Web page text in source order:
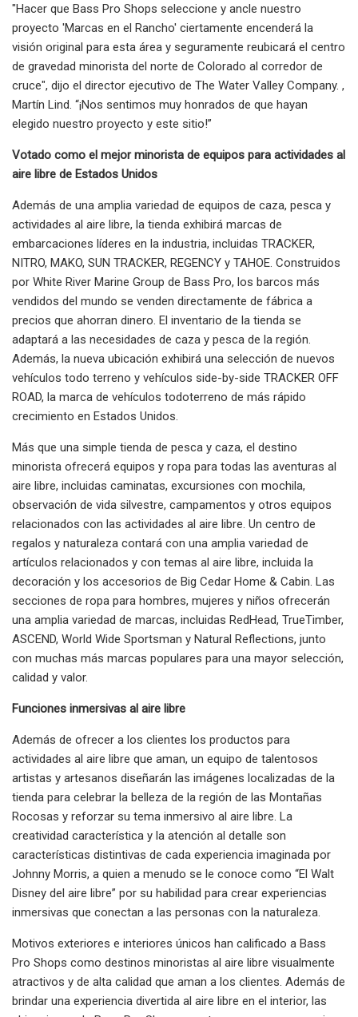
"Hacer que Bass Pro Shops seleccione y ancle nuestro
proyecto 'Marcas en el Rancho' ciertamente encenderá la
visión original para esta área y seguramente reubicará el centro
de gravedad minorista del norte de Colorado al corredor de
cruce", dijo el director ejecutivo de The Water Valley Company. ,
Martín Lind. “¡Nos sentimos muy honrados de que hayan
elegido nuestro proyecto y este sitio!”
Votado como el mejor minorista de equipos para actividades al
aire libre de Estados Unidos
Además de una amplia variedad de equipos de caza, pesca y
actividades al aire libre, la tienda exhibirá marcas de
embarcaciones líderes en la industria, incluidas TRACKER,
NITRO, MAKO, SUN TRACKER, REGENCY y TAHOE. Construidos
por White River Marine Group de Bass Pro, los barcos más
vendidos del mundo se venden directamente de fábrica a
precios que ahorran dinero. El inventario de la tienda se
adaptará a las necesidades de caza y pesca de la región.
Además, la nueva ubicación exhibirá una selección de nuevos
vehículos todo terreno y vehículos side-by-side TRACKER OFF
ROAD, la marca de vehículos todoterreno de más rápido
crecimiento en Estados Unidos.
Más que una simple tienda de pesca y caza, el destino
minorista ofrecerá equipos y ropa para todas las aventuras al
aire libre, incluidas caminatas, excursiones con mochila,
observación de vida silvestre, campamentos y otros equipos
relacionados con las actividades al aire libre. Un centro de
regalos y naturaleza contará con una amplia variedad de
artículos relacionados y con temas al aire libre, incluida la
decoración y los accesorios de Big Cedar Home & Cabin. Las
secciones de ropa para hombres, mujeres y niños ofrecerán
una amplia variedad de marcas, incluidas RedHead, TrueTimber,
ASCEND, World Wide Sportsman y Natural Reflections, junto
con muchas más marcas populares para una mayor selección,
calidad y valor.
Funciones inmersivas al aire libre
Además de ofrecer a los clientes los productos para
actividades al aire libre que aman, un equipo de talentosos
artistas y artesanos diseñarán las imágenes localizadas de la
tienda para celebrar la belleza de la región de las Montañas
Rocosas y reforzar su tema inmersivo al aire libre. La
creatividad característica y la atención al detalle son
características distintivas de cada experiencia imaginada por
Johnny Morris, a quien a menudo se le conoce como “El Walt
Disney del aire libre” por su habilidad para crear experiencias
inmersivas que conectan a las personas con la naturaleza.
Motivos exteriores e interiores únicos han calificado a Bass
Pro Shops como destinos minoristas al aire libre visualmente
atractivos y de alta calidad que aman a los clientes. Además de
brindar una experiencia divertida al aire libre en el interior, las